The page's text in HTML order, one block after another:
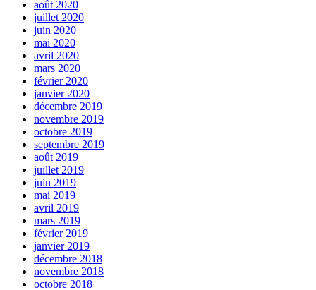
août 2020
juillet 2020
juin 2020
mai 2020
avril 2020
mars 2020
février 2020
janvier 2020
décembre 2019
novembre 2019
octobre 2019
septembre 2019
août 2019
juillet 2019
juin 2019
mai 2019
avril 2019
mars 2019
février 2019
janvier 2019
décembre 2018
novembre 2018
octobre 2018